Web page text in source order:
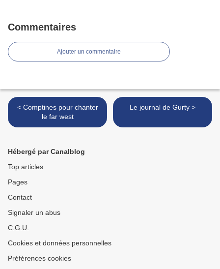
Commentaires
Ajouter un commentaire
< Comptines pour chanter
le far west
Le journal de Gurty >
Hébergé par Canalblog
Top articles
Pages
Contact
Signaler un abus
C.G.U.
Cookies et données personnelles
Préférences cookies